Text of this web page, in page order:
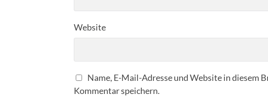
Website
Name, E-Mail-Adresse und Website in diesem
Kommentar speichern.